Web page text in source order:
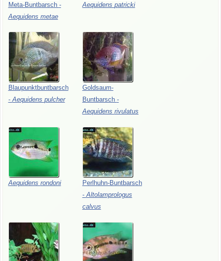
Meta-Buntbarsch -
Aequidens metae
Aequidens patricki
Blaupunktbuntbarsch
-Aequidens pulcher
Goldsaum-
Buntbarsch -
Aequidens rivulatus
Aequidens rondoni
Perlhuhn-Buntbarsch
-Altolamprologus
calvus